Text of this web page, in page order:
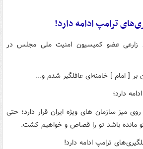
ترامپ ادامه دارد!
زارعی عضو کمیسیون امنیت ملی مجلس در
بر [ امام ] خامنه‌ای عافلگیر شدم و...
دارد؛
میز سازمان های ویژه ایران قرار دارد؛ حتی
مانده باشد تو را قصاص و خواهیم کشت.